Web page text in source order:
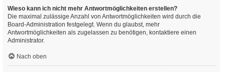
Wieso kann ich nicht mehr Antwortmöglichkeiten erstellen?
Die maximal zulässige Anzahl von Antwortmöglichkeiten wird durch die
Board-Administration festgelegt. Wenn du glaubst, mehr
Antwortmöglichkeiten als zugelassen zu benötigen, kontaktiere einen
Administrator.
Nach oben